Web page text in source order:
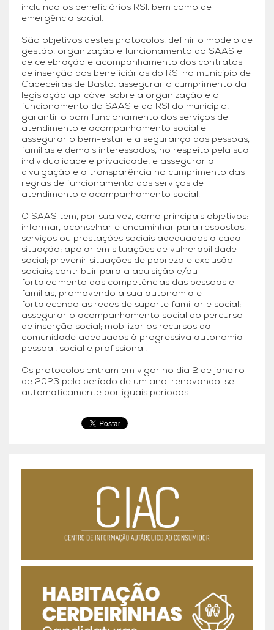
incluindo os beneficiários RSI, bem como de
emergência social.
São objetivos destes protocolos: definir o modelo de
gestão, organização e funcionamento do SAAS e
de celebração e acompanhamento dos contratos
de inserção dos beneficiários do RSI no município de
Cabeceiras de Basto; assegurar o cumprimento da
legislação aplicável sobre a organização e o
funcionamento do SAAS e do RSI do município;
garantir o bom funcionamento dos serviços de
atendimento e acompanhamento social e
assegurar o bem-estar e a segurança das pessoas,
famílias e demais interessados, no respeito pela sua
individualidade e privacidade; e assegurar a
divulgação e a transparência no cumprimento das
regras de funcionamento dos serviços de
atendimento e acompanhamento social.
O SAAS tem, por sua vez, como principais objetivos:
informar, aconselhar e encaminhar para respostas,
serviços ou prestações sociais adequados a cada
situação; apoiar em situações de vulnerabilidade
social; prevenir situações de pobreza e exclusão
sociais; contribuir para a aquisição e/ou
fortalecimento das competências das pessoas e
famílias, promovendo a sua autonomia e
fortalecendo as redes de suporte familiar e social;
assegurar o acompanhamento social do percurso
de inserção social; mobilizar os recursos da
comunidade adequados à progressiva autonomia
pessoal, social e profissional.
Os protocolos entram em vigor no dia 2 de janeiro
de 2023 pelo período de um ano, renovando-se
automaticamente por iguais períodos.